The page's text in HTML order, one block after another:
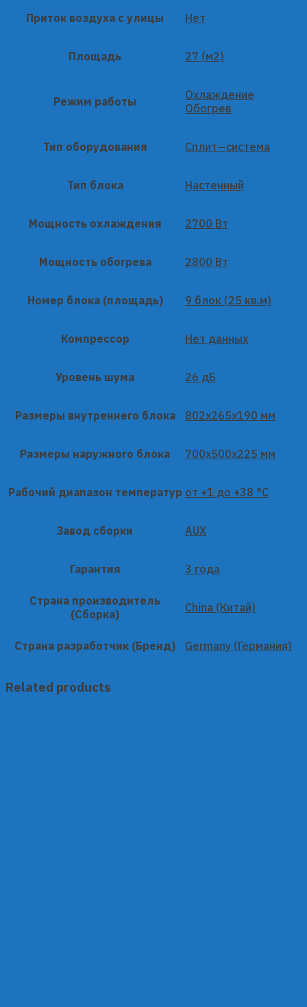
Приток воздуха с улицы Нет
Площадь 27 (м2)
Режим работы
Охлаждение
Обогрев
Тип оборудования Сплит—система
Тип блока Настенный
Мощность охлаждения 2700 Вт
Мощность обогрева 2800 Вт
Номер блока (площадь) 9 блок (25 кв.м)
Компрессор Нет данных
Уровень шума 26 дБ
Размеры внутреннего блока 802x265x190 мм
Размеры наружного блока 700x500x225 мм
Рабочий диапазон температур от +1 до +38 °C
Завод сборки AUX
Гарантия 3 года
Страна производитель
(Сборка)
China (Китай)
Страна разработчик (Бренд) Germany (Германия)
Related products